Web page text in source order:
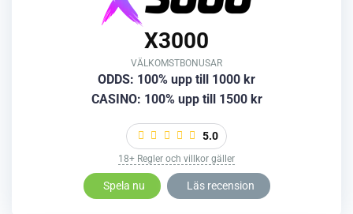
X3000
VÄLKOMSTBONUSAR
ODDS: 100% upp till 1000 kr
CASINO: 100% upp till 1500 kr
5.0
18+ Regler och villkor gäller
Spela nu Läs recension